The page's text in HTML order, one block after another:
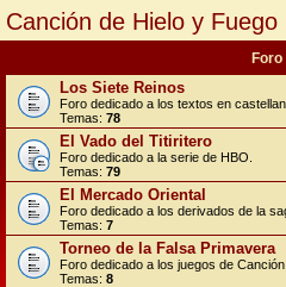
Canción de Hielo y Fuego
Foro
Los Siete Reinos
Foro dedicado a los textos en
Temas: 78
El Vado del Titiritero
Foro dedicado a la serie de HBO.
Temas: 79
El Mercado Oriental
Foro dedicado a los derivados de la
Temas: 7
Torneo de la Falsa Primavera
Foro dedicado a los juegos de
Temas: 8